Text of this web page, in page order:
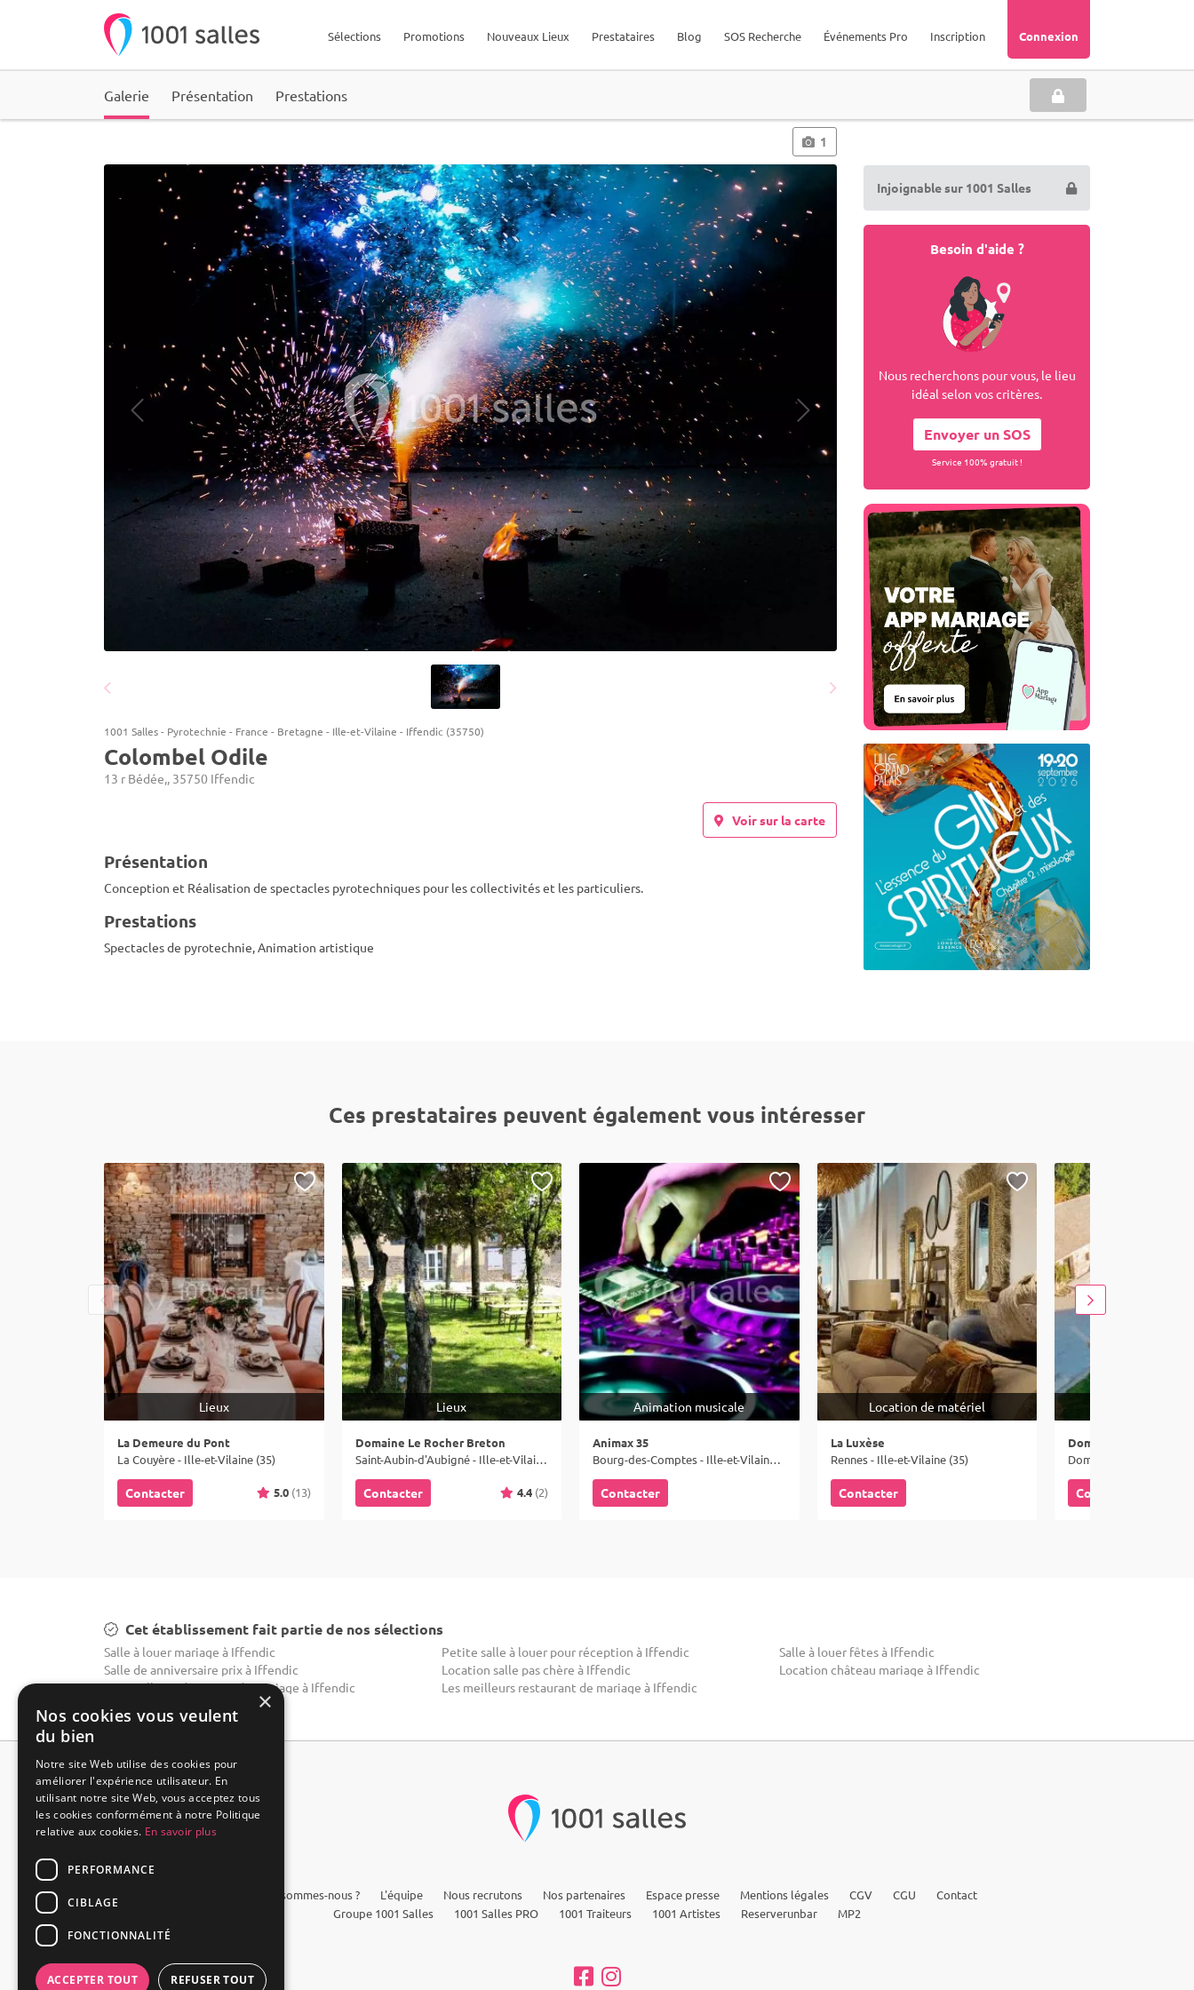
Connexion
Inscription
Événements Pro
SOS Recherche
Blog
Prestataires
Nouveaux Lieux
Promotions
Sélections
Galerie Présentation Prestations
1
1001 Salles- Pyrotechnie - France - Bretagne - Ille-et-Vilaine - Iffendic (35750)
Colombel Odile
13 r Bédée,, 35750 Iffendic
Voir sur la carte
Présentation
Conception et Réalisation de spectacles pyrotechniques pour les collectivités et les particuliers.
Prestations
Spectacles de pyrotechnie, Animation artistique
Injoignable sur 1001 Salles
Besoin d'aide ?
Nous recherchons pour vous, le lieu
idéal selon vos critères.
Envoyer un SOS
Service 100% gratuit !
Ces prestataires peuvent également vous intéresser
Lieux
La Demeure du Pont
La Couyère - Ille-et-Vilaine (35)
Contacter 5.0 (13)
Lieux
Domaine Le Rocher Breton
Saint-Aubin-d'Aubigné - Ille-et-Vilaine (35)
Contacter 4.4 (2)
Animation musicale
Animax 35
Bourg-des-Comptes - Ille-et-Vilaine (35)
Contacter
Location de matériel
La Luxèse
Rennes - Ille-et-Vilaine (35)
Contacter
Domaine de Neuville
Domagné - Ille-et-
Contacter
Cet établissement fait partie de nos sélections
Salle à louer mariage à Iffendic Petite salle à louer pour réception à Iffendic
Salle à louer fêtes à Iffendic
Salle de anniversaire prix à Iffendic
Location salle pas chère à Iffendic
Location château mariage à Iffendic
Les meilleurs domaines de mariage à Iffendic
Les meilleurs restaurant de mariage à Iffendic
Qui sommes-nous ? L'équipe Nous recrutons Nos partenaires Espace presse Mentions légales CGV CGU
Contact
Groupe 1001 Salles
1001 Salles PRO 1001 Traiteurs 1001 Artistes Reserverunbar MP2
×
Nos cookies vous veulent
du bien
Notre site Web utilise des cookies pour
améliorer l'expérience utilisateur. En
utilisant notre site Web, vous acceptez tous
les cookies conformément à notre Politique
relative aux cookies. En savoir plus
PERFORMANCE
CIBLAGE
FONCTIONNALITÉ
ACCEPTER TOUT REFUSER TOUT